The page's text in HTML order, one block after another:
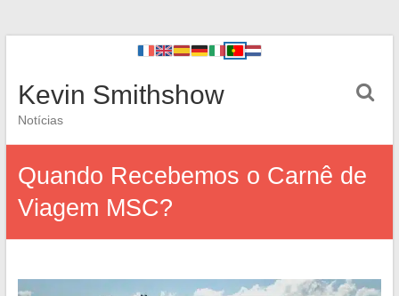
Kevin Smithshow
Notícias
Quando Recebemos o Carnê de
Viagem MSC?